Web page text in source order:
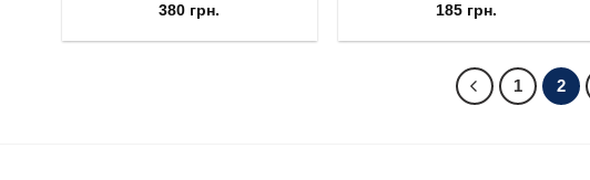
380 грн.
185 грн.
1 2